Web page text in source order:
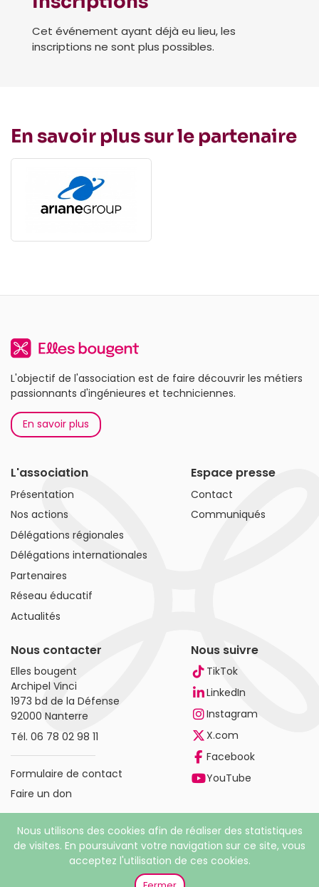
Cet événement ayant déjà eu lieu, les
inscriptions ne sont plus possibles.
En savoir plus sur le partenaire
L'objectif de l'association est de faire découvrir les métiers
passionnants d'ingénieures et techniciennes.
En savoir plus
L'association
Présentation
Nos actions
Délégations régionales
Délégations internationales
Partenaires
Réseau éducatif
Actualités
Espace presse
Contact
Communiqués
Nous contacter
Elles bougent
Archipel Vinci
1973 bd de la Défense
92000 Nanterre
Tél. 06 78 02 98 11
Formulaire de contact
Faire un don
Nous suivre
TikTok
LinkedIn
Instagram
X.com
Facebook
YouTube
© 2026 Elles bougent. Tous droits réservés |Mentions
Politique de confidentialité
Nous utilisons des cookies afin de réaliser des statistiques
de visites. En poursuivant votre navigation sur ce site, vous
acceptez l'utilisation de ces cookies.